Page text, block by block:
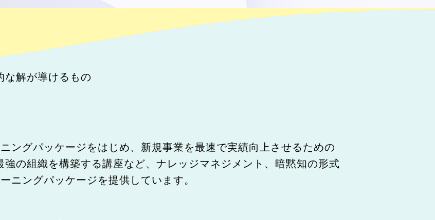
な解が導けるもの
ングパッケージをはじめ、新規事業を最速で実績向上させるための
の組織を構築する講座など、ナレッジマネジメント、暗黙知の形式
ニングパッケージを提供しています。